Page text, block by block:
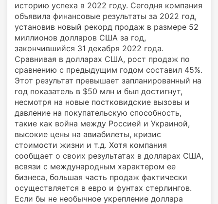
историю успеха в 2022 году. Сегодня компания
объявила финансовые результаты за 2022 год,
установив новый рекорд продаж в размере 52
миллионов долларов США за год,
закончившийся 31 декабря 2022 года.
Сравнивая в долларах США, рост продаж по
сравнению с предыдущим годом составил 45%.
Этот результат превышает запланированный на
год показатель в $50 млн и был достигнут,
несмотря на новые постковидские вызовы и
давление на покупательскую способность,
такие как война между Россией и Украиной,
высокие цены на авиабилеты, кризис
стоимости жизни и т.д. Хотя компания
сообщает о своих результатах в долларах США,
всвязи с международным характером ее
бизнеса, большая часть продаж фактически
осуществляется в евро и фунтах стерлингов.
Если бы не необычное укрепление доллара